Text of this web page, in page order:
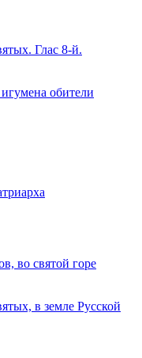
Глас 8-й.
обители
во святой горе
в земле Русской